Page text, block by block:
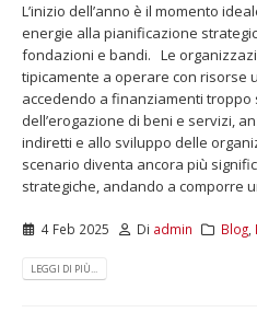
L’inizio dell’anno è il momento
energie alla pianificazione
fondazioni e bandi. Le
tipicamente a operare con risorse
accedendo a finanziamenti
dell’erogazione di beni e servizi,
indiretti e allo sviluppo delle
scenario diventa ancora più
strategiche, andando a comporre
4 Feb 2025 Di admin Blog
LEGGI DI PIÙ...